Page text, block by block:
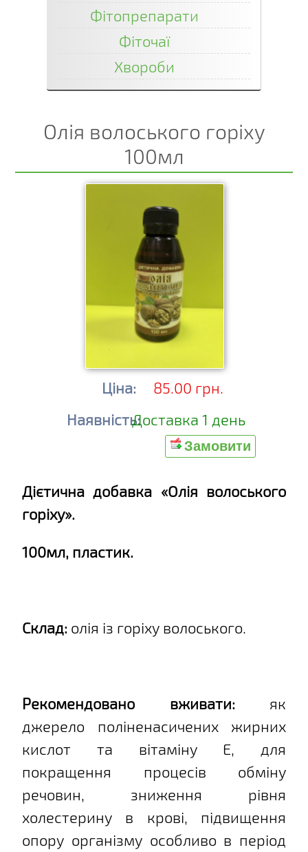
Фітопрепарати
Фіточаї
Хвороби
Олія волоського горіху
100мл
Ціна:
85.00 грн.
Наявність:Доставка 1 день
Замовити
Дієтична добавка «Олія волоського
горіху».
100мл, пластик.
Склад: олія із горіху волоського.
Рекомендовано вживати:як
джерело поліненасичених жирних
кислот та вітаміну Е, для
покращення процесів обміну
речовин, зниження рівня
холестерину в крові, підвищення
опору організму особливо в період